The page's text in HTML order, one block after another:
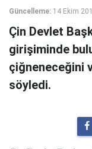
Güncelleme: 14 Ekim
Çin Devlet
girişiminde
çiğneneceğini
söyledi.